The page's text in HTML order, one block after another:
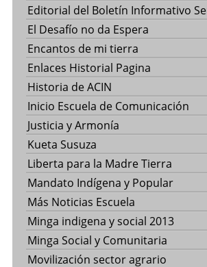
Editorial del Boletín Informativo
El Desafío no da Espera
Encantos de mi tierra
Enlaces Historial Pagina
Historia de ACIN
Inicio Escuela de Comunicación
Justicia y Armonía
Kueta Susuza
Liberta para la Madre Tierra
Mandato Indígena y Popular
Más Noticias Escuela
Minga indigena y social 2013
Minga Social y Comunitaria
Movilización sector agrario